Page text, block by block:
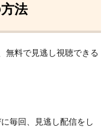
法
無料で見逃し視聴できる
毎回、見逃し配信をし